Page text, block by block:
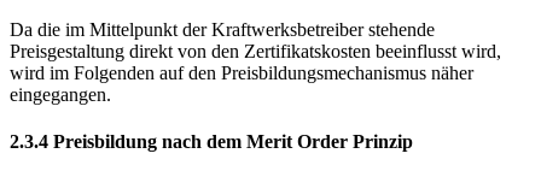
Da die im Mittelpunkt der Kraftwerksbetreiber stehende
Preisgestaltung direkt von den Zertifikatskosten beeinflusst wird,
wird im Folgenden auf den Preisbildungsmechanismus näher
eingegangen.
2.3.4 Preisbildung nach dem Merit Order Prinzip